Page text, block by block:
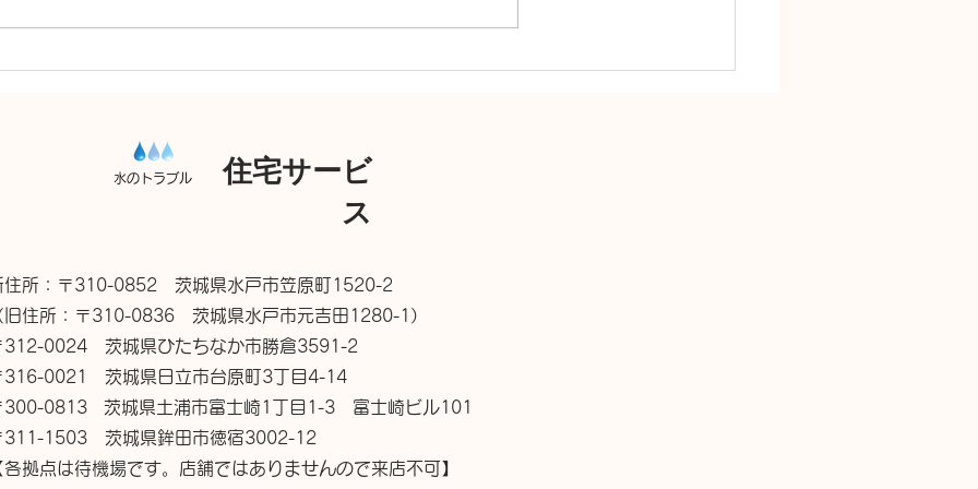
洗面台交換、キッチン混合水
住宅サービ
ス
水のトラブル
住所：〒310-0852 茨城県水戸市笠原町1520-2
旧住所：〒310-0836 茨城県水戸市元吉田1280-1）
312-0024 茨城県ひたちなか市勝倉3591-2
316-0021 茨城県日立市台原町3丁目4-14
300-0813 茨城県土浦市富士崎1丁目1-3 富士崎ビル101
311-1503 茨城県鉾田市徳宿3002-12
各拠点は待機場です。店舗ではありませんので来店不可】